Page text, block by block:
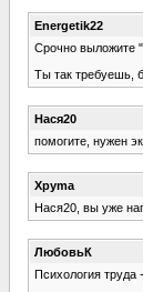
Energetik22
Срочно выложите
Ты так требуешь,
Нася20
помогите, нужен
Xpyma
Нася20, вы уже
ЛюбовьК
Психология